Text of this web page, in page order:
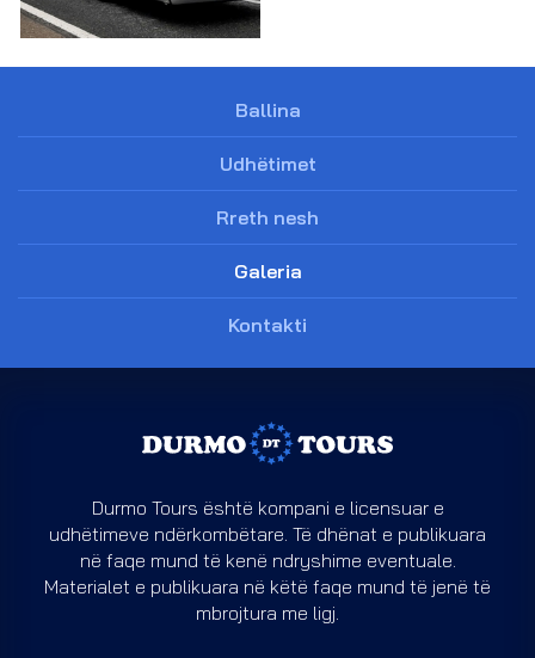
Ballina
Udhëtimet
Rreth nesh
Galeria
Kontakti
Durmo Tours është kompani e licensuar e
udhëtimeve ndërkombëtare. Të dhënat e publikuara
në faqe mund të kenë ndryshime eventuale.
Materialet e publikuara në këtë faqe mund të jenë të
mbrojtura me ligj.